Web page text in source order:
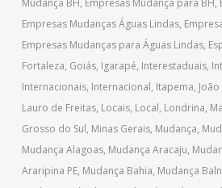
Mudança BH, Empresas Mudança para BH,
Empresas Mudanças Águas Lindas,
Empresas Mudanças para Águas Lindas,
Fortaleza, Goiás, Igarapé, Interestaduais,
Internacionais, Internacional, Itapema,
Lauro de Freitas, Locais, Local, Londrina,
Grosso do Sul, Minas Gerais, Mudança,
Mudança Alagoas, Mudança Aracaju,
Araripina PE, Mudança Bahia, Mudança